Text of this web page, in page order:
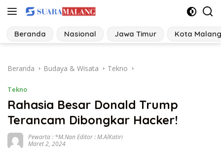
Langsung
konten
Beranda Nasional Jawa Timur Kota Malang
Beranda Budaya & Wisata Tekno
Tekno
Rahasia Besar Donald Trump
Terancam Dibongkar Hacker!
Pewarta : *M.Nan Editor : M.AlKatiri
Maret 2, 2024